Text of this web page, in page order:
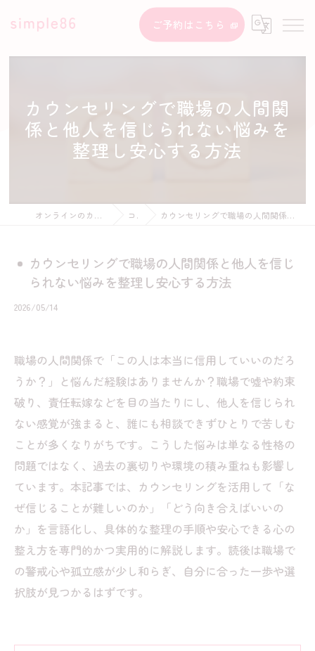
ご予約はこちら
カウンセリングで職場の人間関
係と他人を信じられない悩みを
整理し安心する方法
オンラインのカウンセリングならsimple86 コラム カウンセリングで職場の人間関係と他人を信じられない悩みを整理し安心する方法
カウンセリングで職場の人間関係と他人を信じ
られない悩みを整理し安心する方法
2026/05/14
職場の人間関係で「この人は本当に信用していいのだろ
うか？」と悩んだ経験はありませんか？職場で嘘や約束
破り、責任転嫁などを目の当たりにし、他人を信じられ
ない感覚が強まると、誰にも相談できずひとりで苦しむ
ことが多くなりがちです。こうした悩みは単なる性格の
問題ではなく、過去の裏切りや環境の積み重ねも影響し
ています。本記事では、カウンセリングを活用して「な
ぜ信じることが難しいのか」「どう向き合えばいいの
か」を言語化し、具体的な整理の手順や安心できる心の
整え方を専門的かつ実用的に解説します。読後は職場で
の警戒心や孤立感が少し和らぎ、自分に合った一歩や選
択肢が見つかるはずです。